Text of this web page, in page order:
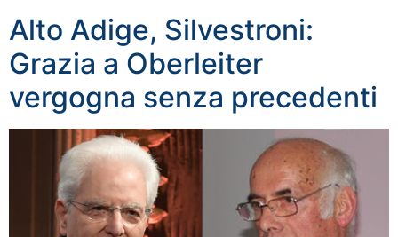
Alto Adige, Silvestroni:
Grazia a Oberleiter
vergogna senza precedenti